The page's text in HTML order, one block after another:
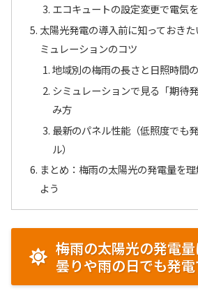
エコキュートの設定変更で電気
太陽光発電の導入前に知っておき
ミュレーションのコツ
地域別の梅雨の長さと日照時間
シミュレーションで見る「期待
み方
最新のパネル性能（低照度でも
ル）
まとめ：梅雨の太陽光の発電量を
よう
梅雨の太陽光の発電
曇りや雨の日でも発